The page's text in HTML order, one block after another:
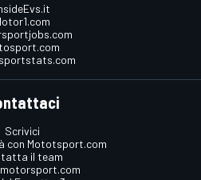
Scrivici
con Mototsport.com
il team